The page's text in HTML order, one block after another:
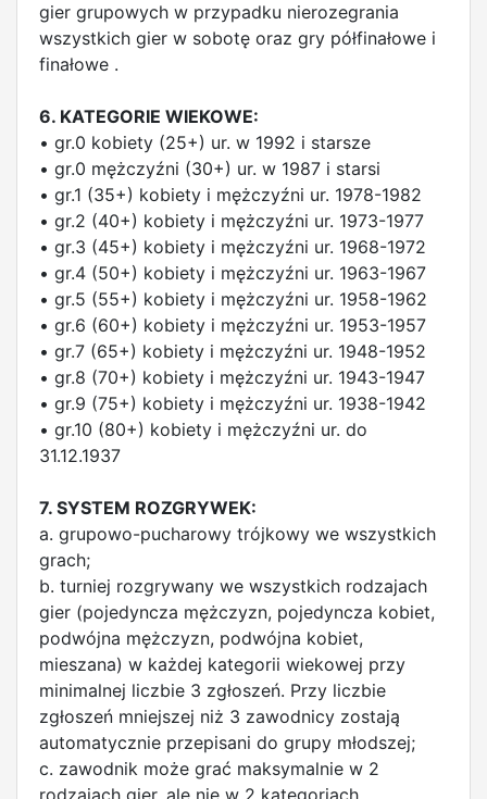
gier grupowych w przypadku nierozegrania
wszystkich gier w sobotę oraz gry półfinałowe i
finałowe .
6. KATEGORIE WIEKOWE:
• gr.0 kobiety (25+) ur. w 1992 i starsze
• gr.0 mężczyźni (30+) ur. w 1987 i starsi
• gr.1 (35+) kobiety i mężczyźni ur. 1978-1982
• gr.2 (40+) kobiety i mężczyźni ur. 1973-1977
• gr.3 (45+) kobiety i mężczyźni ur. 1968-1972
• gr.4 (50+) kobiety i mężczyźni ur. 1963-1967
• gr.5 (55+) kobiety i mężczyźni ur. 1958-1962
• gr.6 (60+) kobiety i mężczyźni ur. 1953-1957
• gr.7 (65+) kobiety i mężczyźni ur. 1948-1952
• gr.8 (70+) kobiety i mężczyźni ur. 1943-1947
• gr.9 (75+) kobiety i mężczyźni ur. 1938-1942
• gr.10 (80+) kobiety i mężczyźni ur. do
31.12.1937
7. SYSTEM ROZGRYWEK:
a. grupowo-pucharowy trójkowy we wszystkich
grach;
b. turniej rozgrywany we wszystkich rodzajach
gier (pojedyncza mężczyzn, pojedyncza kobiet,
podwójna mężczyzn, podwójna kobiet,
mieszana) w każdej kategorii wiekowej przy
minimalnej liczbie 3 zgłoszeń. Przy liczbie
zgłoszeń mniejszej niż 3 zawodnicy zostają
automatycznie przepisani do grupy młodszej;
c. zawodnik może grać maksymalnie w 2
rodzajach gier, ale nie w 2 kategoriach